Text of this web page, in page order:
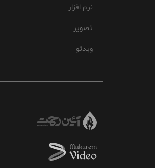
نرم افزار
تصویر
ویدئو